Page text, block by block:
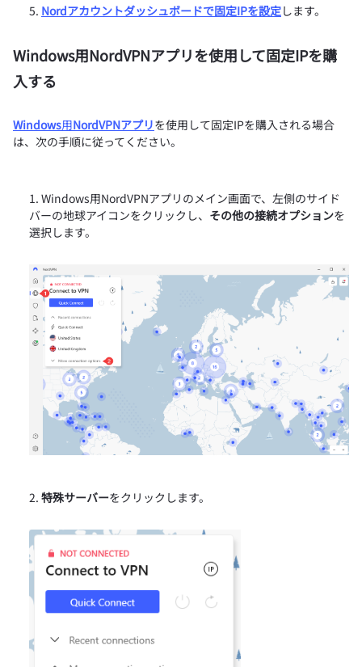
Nordアカウントダッシュボードで固定IPを設定します。
Windows用NordVPNアプリを使用して固定IPを購
入する
Windows用NordVPNアプリを使用して固定IPを購入される場合
は、次の手順に従ってください。
Windows用NordVPNアプリのメイン画面で、左側のサイド
バーの地球アイコンをクリックし、 その他の接続オプションを
選択します。
特殊サーバーをクリックします。